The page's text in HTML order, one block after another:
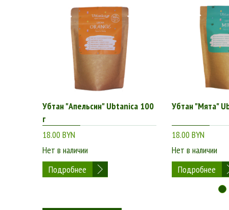
Убтан "Апельсин" Ubtanica 100
г
18.00 BYN
Нет в наличии
Подробнее
Убтан "Мята"
18.00 BYN
Нет в наличии
Подробнее